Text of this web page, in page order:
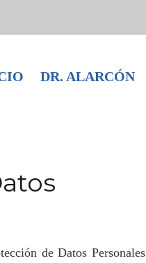
DR. ALARCÓN
de Datos